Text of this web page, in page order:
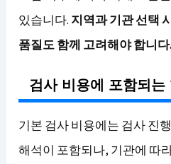
있습니다. 지역과 기관 선택
품질도 함께 고려해야 합니다.
검사 비용에 포함되
기본 검사 비용에는 검사 진
해석이 포함되나, 기관에 따